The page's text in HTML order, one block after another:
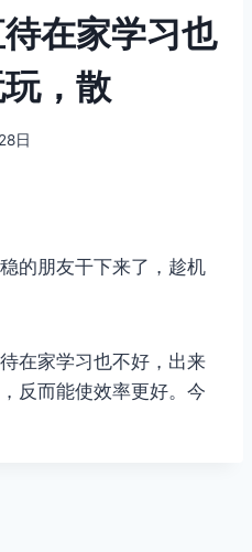
在家学习也
，散
日
的朋友干下来了，趁机
在家学习也不好，出来
反而能使效率更好。今